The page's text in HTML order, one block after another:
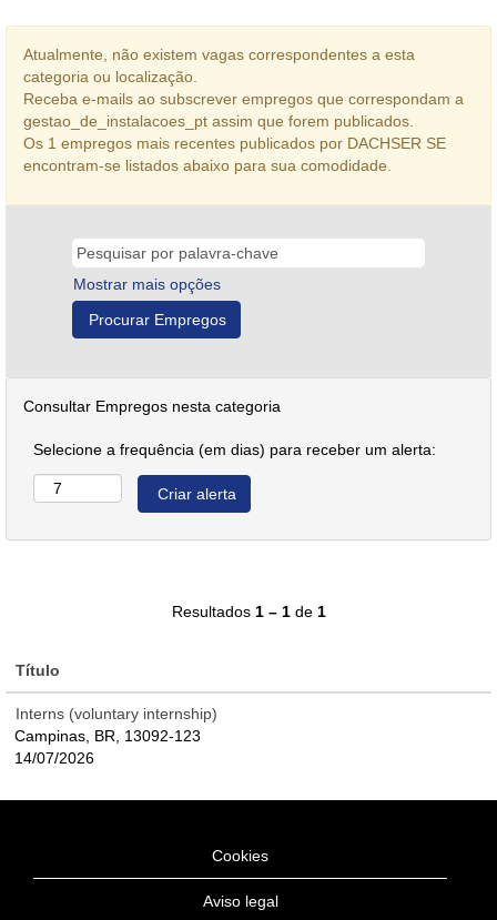
Atualmente, não existem vagas correspondentes a esta
categoria ou localização.
Receba e-mails ao subscrever empregos que correspondam a
gestao_de_instalacoes_pt assim que forem publicados.
Os 1 empregos mais recentes publicados por DACHSER SE
encontram-se listados abaixo para sua comodidade.
Mostrar mais opções
Consultar Empregos nesta categoria
Selecione a frequência (em dias) para receber um alerta:
Resultados 1 – 1de 1
Título
Interns (voluntary internship)
Campinas, BR, 13092-123
14/07/2026
Cookies
Aviso legal